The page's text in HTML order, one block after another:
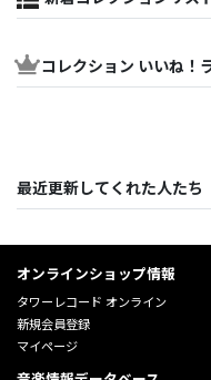
コレクション いいね！
最近更新してくれた人たち
オンラインショップ情報
タワーレコード オンライン
新規会員登録
マイページ